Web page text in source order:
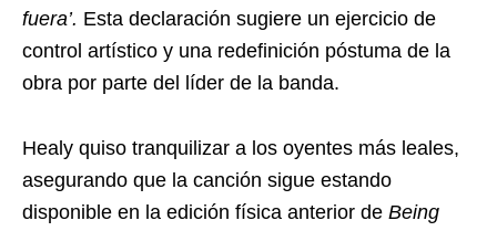
fuera’. Esta declaración sugiere un ejercicio de
control artístico y una redefinición póstuma de la
obra por parte del líder de la banda.
Healy quiso tranquilizar a los oyentes más leales,
asegurando que la canción sigue estando
disponible en la edición física anterior de Being